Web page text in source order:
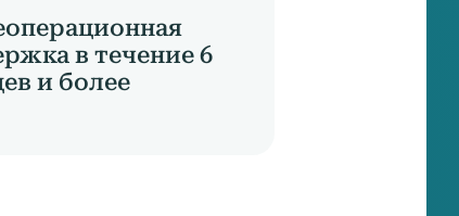
в течение 6
и более